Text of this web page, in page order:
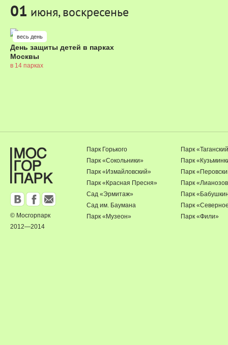
01 июня, воскресенье
весь день
День защиты детей в парках
Москвы
в 14 парках
© Мосгорпарк
2012—2014
Парк Горького
Парк «Сокольники»
Парк «Измайловский»
Парк «Красная Пресня»
Сад «Эрмитаж»
Сад им. Баумана
Парк «Музеон»
Парк
Парк
Парк
Парк
Парк
Парк
Парк «Фили»